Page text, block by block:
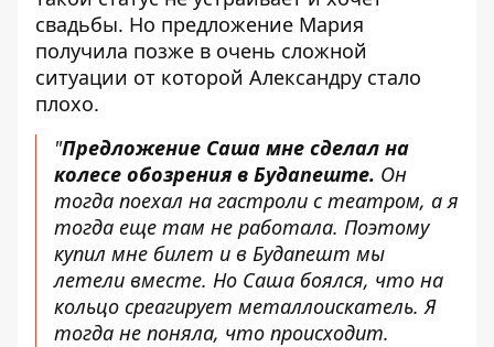
свадьбы. Но предложение Мария
получила позже в очень сложной
ситуации от которой Александру стало
плохо.
"Предложение Саша мне сделал на
колесе обозрения в Будапеште. Он
тогда поехал на гастроли с театром, а я
тогда еще там не работала. Поэтому
купил мне билет и в Будапешт мы
летели вместе. Но Саша боялся, что на
кольцо среагирует металлоискатель. Я
тогда не поняла, что происходит.